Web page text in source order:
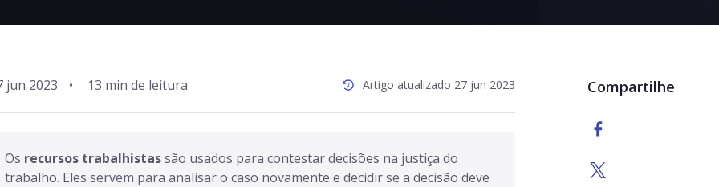
jun 2023 • Artigo atualizado 27 jun 2023
Os recursos trabalhistas são usados para contestar decisões na justiça do
trabalho. Eles servem para analisar o caso novamente e decidir se a decisão deve
Compartilhe